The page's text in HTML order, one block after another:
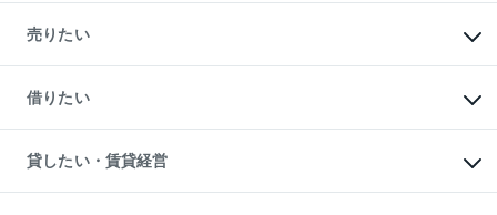
新築・分譲マンションの購入
中古マンションの購入
一戸建ての購入
中古一戸建ての購入
不動産購入の流れ
注目キーワード物件特集
購入ガイド
売りたい
一戸建ての売却・査定
土地の売却・査定
スピードAI査定
不動産査定について
不動産売却の流れ
借りたい
オフィス・店舗の賃貸
借りるときの流れ
借りるガイド
貸したい・賃貸経営